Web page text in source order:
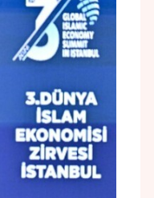
KISHIM FJALEN
FETARE
ME NE
E DITES